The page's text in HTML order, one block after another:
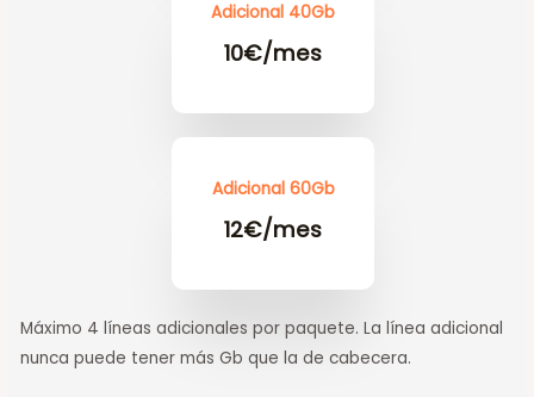
Adicional 40Gb
10€/mes
Adicional 60Gb
12€/mes
Máximo 4 líneas adicionales por paquete. La línea adicional
nunca puede tener más Gb que la de cabecera.